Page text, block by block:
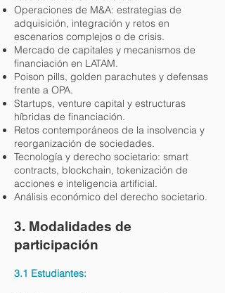
Operaciones de M&A: estrategias de
adquisición, integración y retos en
escenarios complejos o de crisis.
Mercado de capitales y mecanismos de
financiación en LATAM.
Poison pills, golden parachutes y defensas
frente a OPA.
Startups, venture capital y estructuras
híbridas de financiación.
Retos contemporáneos de la insolvencia y
reorganización de sociedades.
Tecnología y derecho societario: smart
contracts, blockchain, tokenización de
acciones e inteligencia artificial.
Análisis económico del derecho societario.
3. Modalidades de
participación
3.1 Estudiantes: